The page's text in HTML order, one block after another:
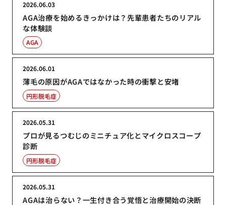
AGA治療を始めるきっかけは？先輩患者たちのリアル
な体験談
2026.06.03
AGA
薄毛の原因がAGAではなかった時の衝撃と安堵
2026.06.01
円形脱毛症
プロが見るつむじのミニチュア化とマイクロスコープ
診断
2026.05.31
円形脱毛症
AGAは治らない？一生付き合う覚悟と治療開始の決断
2026.05.31